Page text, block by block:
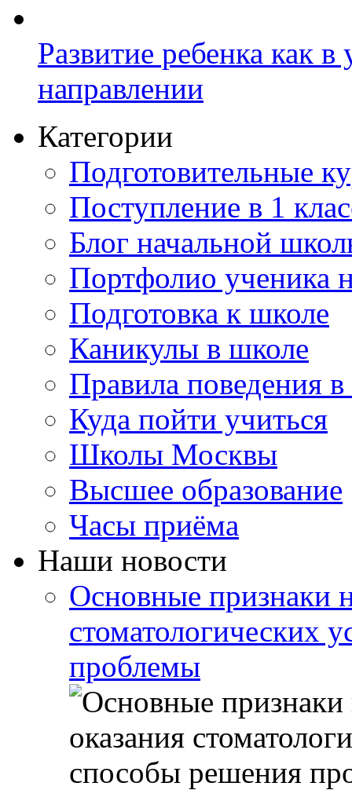
Развитие ребенка как
направлении
Категории
Подготовительные
Поступление в 1
Блог начальной
Портфолио ученика
Подготовка к школе
Каникулы в школе
Правила поведения
Куда пойти учиться
Школы Москвы
Высшее образование
Часы приёма
Наши новости
Основные признаки
стоматологических
проблемы